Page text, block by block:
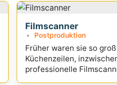
Filmscanner
Postproduktion
Früher waren sie so
Küchenzeilen,
professionelle